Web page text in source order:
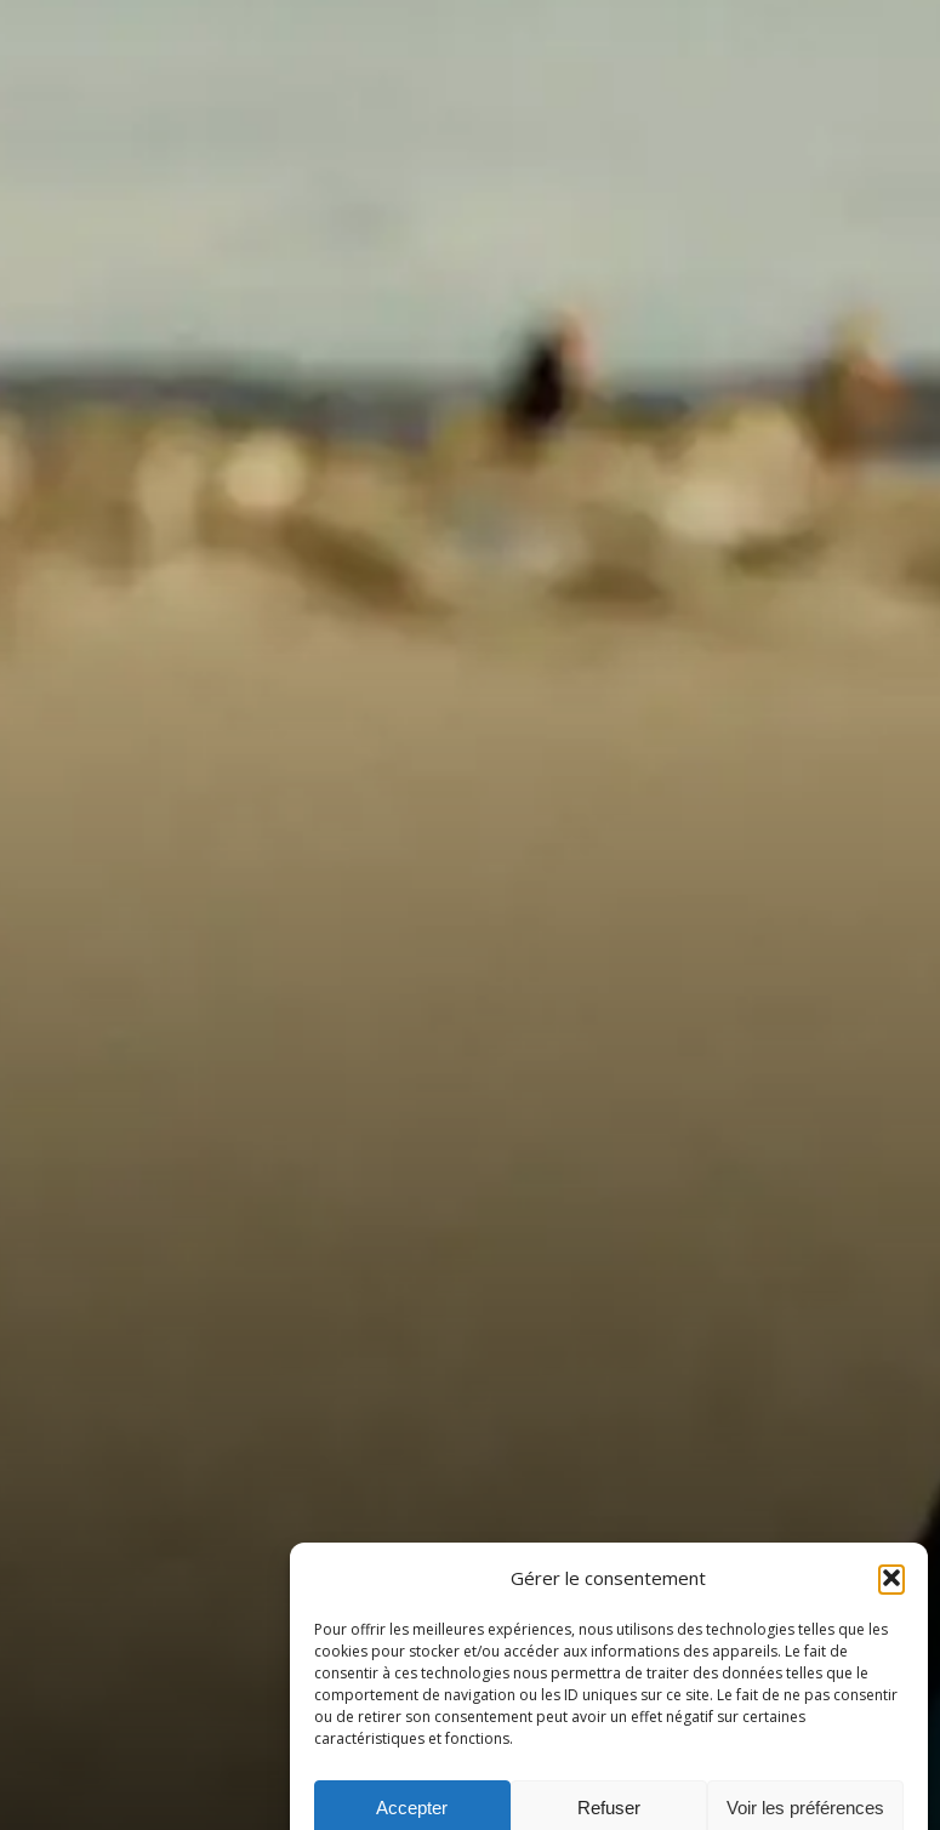
Gérer le consentement
Pour offrir les meilleures expériences, nous utilisons des technologies telles que les
cookies pour stocker et/ou accéder aux informations des appareils. Le fait de
consentir à ces technologies nous permettra de traiter des données telles que le
comportement de navigation ou les ID uniques sur ce site. Le fait de ne pas consentir
ou de retirer son consentement peut avoir un effet négatif sur certaines
caractéristiques et fonctions.
Accepter Refuser Voir les préférences